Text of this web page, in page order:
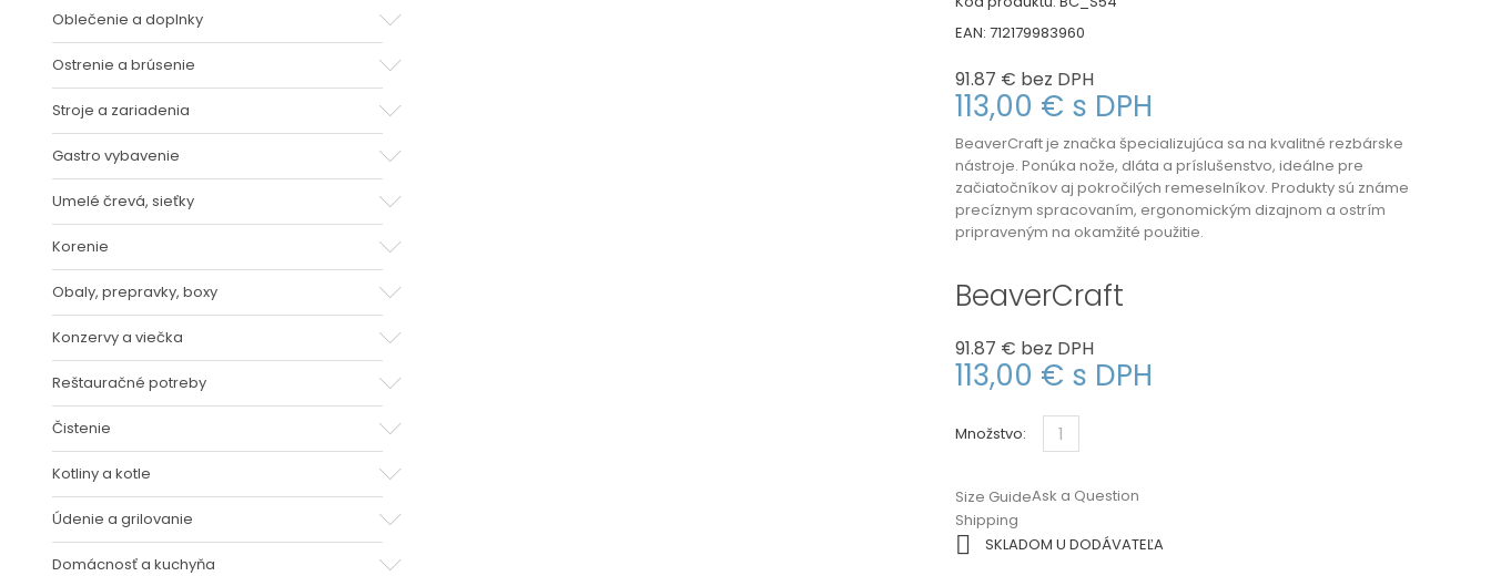
Oblečenie a doplnky
Ostrenie a brúsenie
Stroje a zariadenia
Gastro vybavenie
Umelé črevá, sieťky
Korenie
Obaly, prepravky, boxy
Konzervy a viečka
Reštauračné potreby
Čistenie
Kotliny a kotle
Údenie a grilovanie
Domácnosť a kuchyňa
EAN: 712179983960
91.87 € bez DPH
113,00 € s DPH
BeaverCraftje značka špecializujúca sa na kvalitné rezbárske
nástroje. Ponúka nože, dláta a príslušenstvo, ideálne pre
začiatočníkov aj pokročilých remeselníkov. Produkty sú známe
precíznym spracovaním, ergonomickým dizajnom a ostrím
pripraveným na okamžité použitie.
BeaverCraft
91.87 € bez DPH
113,00 € s DPH
Množstvo:
Size Guide
Shipping
Ask a Question
 SKLADOM U DODÁVATEĽA